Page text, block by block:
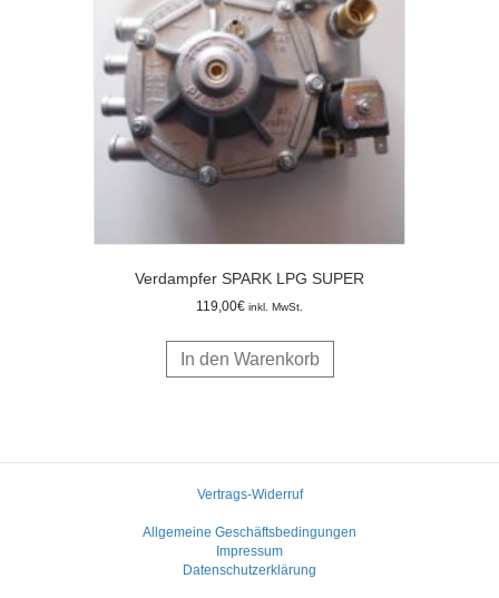
Verdampfer SPARK LPG SUPER
119,00€ inkl. MwSt.
In den Warenkorb
Vertrags-Widerruf
Allgemeine Geschäftsbedingungen
Impressum
Datenschutzerklärung